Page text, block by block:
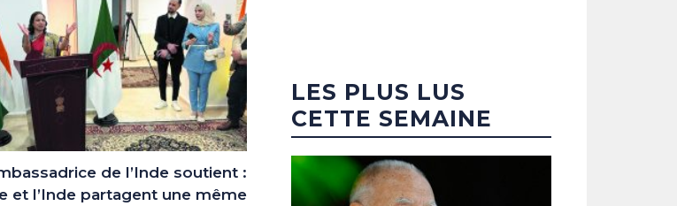
de l’Inde soutient :
et l’Inde partagent une même
LES PLUS LUS
CETTE SEMAINE